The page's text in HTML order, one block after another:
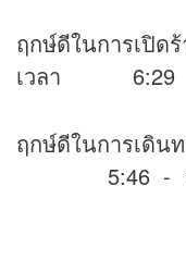
ฤกษ์ดีในการเปิด
เวลา 6:29 -
ฤกษ์ดีในการเดิน
5:46 -